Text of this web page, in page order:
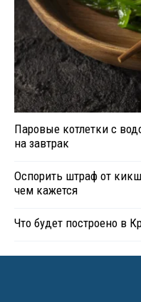
Паровые котлетки с
на завтрак
Оспорить штраф от
чем кажется
Что будет построено в